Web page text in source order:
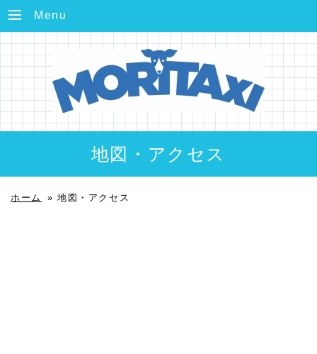
Menu
地図・アクセス
ホーム » 地図・アクセス